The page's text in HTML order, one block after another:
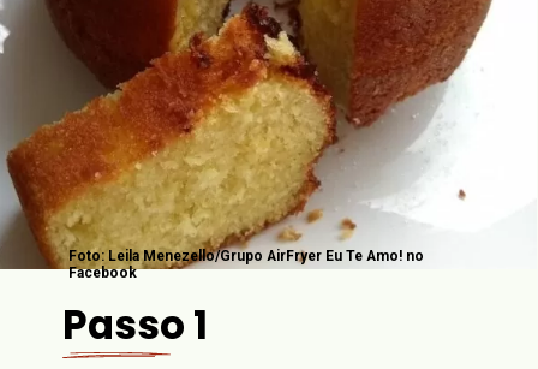
Passo 1
Foto: Leila Menezello/Grupo AirFryer Eu Te Amo! no
Facebook